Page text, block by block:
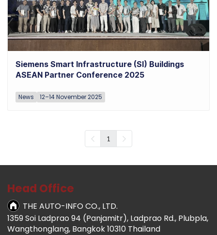
Siemens Smart Infrastructure (SI) Buildings
ASEAN Partner Conference 2025
News 12–14 November 2025
1
Head Office
THE AUTO-INFO CO., LTD.
1359 Soi Ladprao 94 (Panjamitr), Ladprao Rd., Plubpla,
Wangthonglang, Bangkok 10310 Thailand